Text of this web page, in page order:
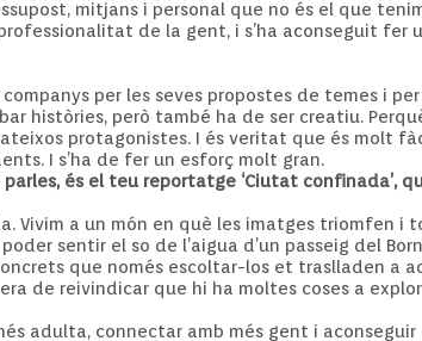
mitjans i personal que no és el que
de la gent, i s’ha aconseguit fer
per les seves propostes de temes i
històries, però també ha de ser creatiu.
protagonistes. I és veritat que és molt
I s’ha de fer un esforç molt gran.
és el teu reportatge ‘Ciutat confinada’,
Vivim a un món en què les imatges triomfen i
sentir el so de l’aigua d’un passeig del
que només escoltar-los et traslladen a
de reivindicar que hi ha moltes coses a
adulta, connectar amb més gent i